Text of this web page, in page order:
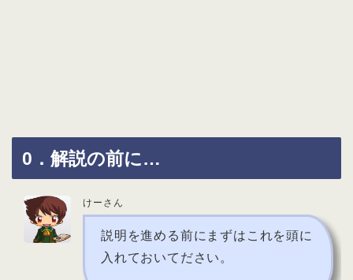
0．解説の前に…
けーさん
説明を進める前にまずはこれを頭に
入れておいてださい。